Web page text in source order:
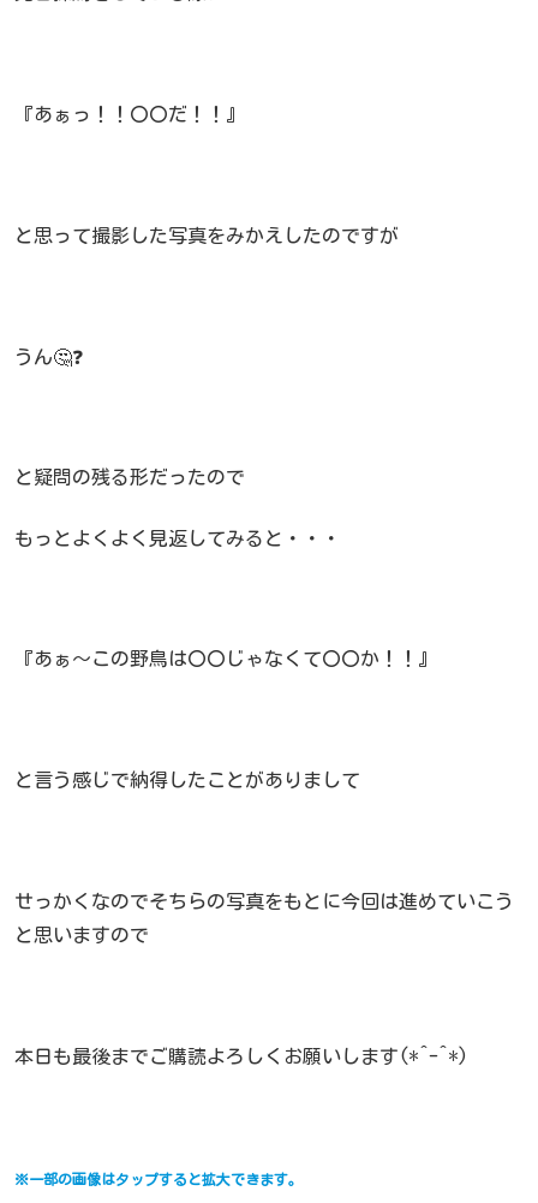
『あぁっ！！〇〇だ！！』
と思って撮影した写真をみかえしたのですが
うん🤔❓
と疑問の残る形だったので
もっとよくよく見返してみると・・・
『あぁ～この野鳥は〇〇じゃなくて〇〇か！！』
と言う感じで納得したことがありまして
せっかくなのでそちらの写真をもとに今回は進めていこう
と思いますので
本日も最後までご購読よろしくお願いします(*^-^*)
※一部の画像はタップすると拡大できます。